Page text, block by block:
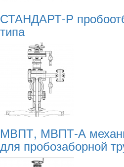
СТАНДАРТ-Р
типа
МВПТ, МВПТ-А
для пробозаборной